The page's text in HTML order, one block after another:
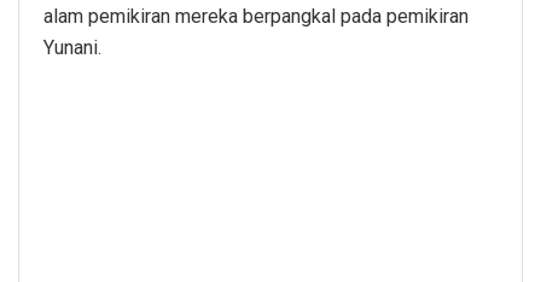
alam pemikiran mereka berpangkal pada pemikiran
Yunani.